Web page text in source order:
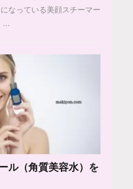
なっている美顔スチーマー
...
ル（角質美容水）を